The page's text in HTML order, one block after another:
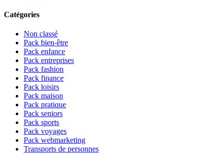
Catégories
Non classé
Pack bien-être
Pack enfance
Pack entreprises
Pack fashion
Pack finance
Pack loisirs
Pack maison
Pack pratique
Pack seniors
Pack sports
Pack voyages
Pack webmarketing
Transports de personnes